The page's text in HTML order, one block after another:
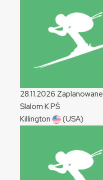
28.11.2026 Zaplanowane
Slalom KPŚ
Killington
(USA)